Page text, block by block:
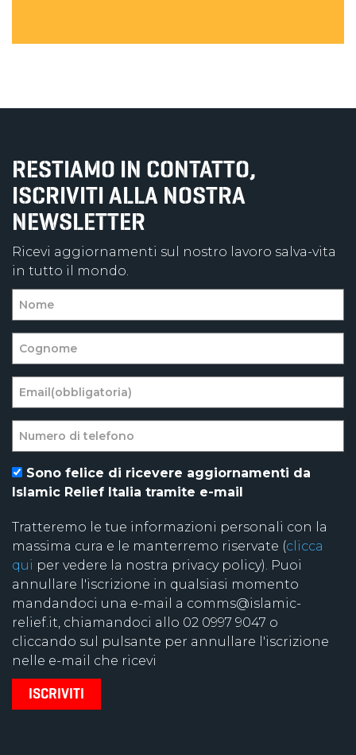
RESTIAMO IN CONTATTO,
ISCRIVITI ALLA NOSTRA
NEWSLETTER
Ricevi aggiornamenti sul nostro lavoro salva-vita
in tutto il mondo.
Sono felice di ricevere aggiornamenti da
Islamic Relief Italia tramite e-mail
Tratteremo le tue informazioni personali con la
massima cura e le manterremo riservate (clicca
qui per vedere la nostra privacy policy). Puoi
annullare l'iscrizione in qualsiasi momento
mandandoci una e-mail a comms@islamic-
relief.it, chiamandoci allo 02 0997 9047 o
cliccando sul pulsante per annullare l'iscrizione
nelle e-mail che ricevi